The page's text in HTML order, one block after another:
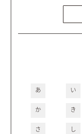
あ い
か き
さ し